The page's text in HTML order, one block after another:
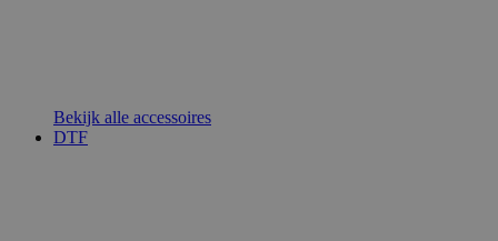
Bekijk alle accessoires
DTF